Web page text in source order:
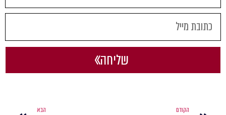
שליחה
הקודם הבא